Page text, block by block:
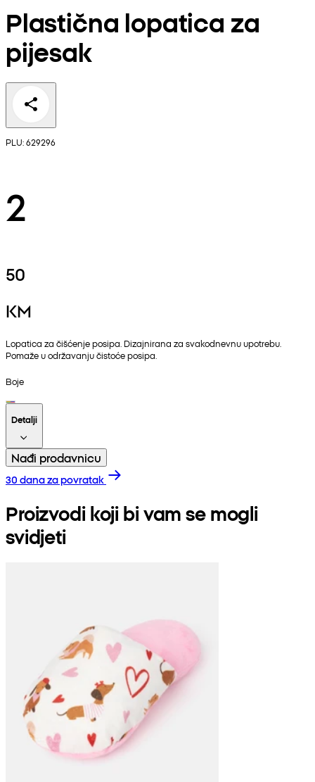
Plastična lopatica za
pijesak
PLU: 629296
2
50
KM
Lopatica za čišćenje posipa. Dizajnirana za svakodnevnu upotrebu.
Pomaže u održavanju čistoće posipa.
Boje
Detalji
Nađi prodavnicu
30 dana za povratak
Proizvodi koji bi vam se mogli
svidjeti